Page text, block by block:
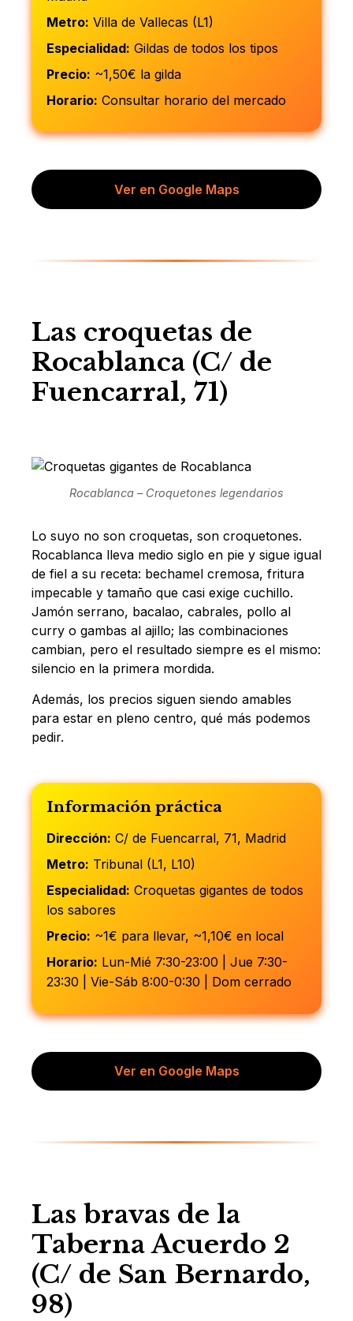
Metro: Villa de Vallecas (L1)
Especialidad: Gildas de todos los tipos
Precio: ~1,50€ la gilda
Horario: Consultar horario del mercado
Ver en Google Maps
Las croquetas de
Rocablanca (C/ de
Fuencarral, 71)
Rocablanca – Croquetones legendarios
Lo suyo no son croquetas, son croquetones.
Rocablanca lleva medio siglo en pie y sigue igual
de fiel a su receta: bechamel cremosa, fritura
impecable y tamaño que casi exige cuchillo.
Jamón serrano, bacalao, cabrales, pollo al
curry o gambas al ajillo; las combinaciones
cambian, pero el resultado siempre es el mismo:
silencio en la primera mordida.
Además, los precios siguen siendo amables
para estar en pleno centro, qué más podemos
pedir.
Información práctica
Dirección: C/ de Fuencarral, 71, Madrid
Metro: Tribunal (L1, L10)
Especialidad: Croquetas gigantes de todos
los sabores
Precio: ~1€ para llevar, ~1,10€ en local
Horario: Lun-Mié 7:30-23:00 | Jue 7:30-
23:30 | Vie-Sáb 8:00-0:30 | Dom cerrado
Ver en Google Maps
Las bravas de la
Taberna Acuerdo 2
(C/ de San Bernardo,
98)